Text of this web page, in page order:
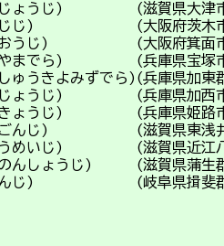
ょうじ) (滋賀県大津
じじ) (大阪府茨木
おうじ) (大阪府箕面
までら) (兵庫県宝塚
うきよみずでら)(兵庫県加東
ょうじ) (兵庫県加西
ょうじ) (兵庫県姫路
んじ) (滋賀県東浅井郡
めいじ) (滋賀県近江八
んしょうじ) (滋賀県蒲生
んじ) (岐阜県揖斐郡